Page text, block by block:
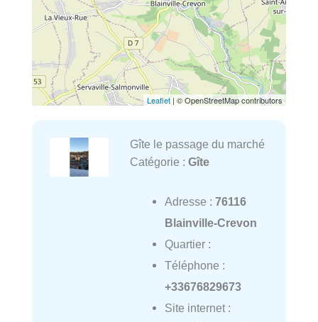
Leaflet | © OpenStreetMap contributors
Gîte le passage du marché
Catégorie : Gîte
Adresse : 76116
Blainville-Crevon
Quartier :
Téléphone :
+33676829673
Site internet :